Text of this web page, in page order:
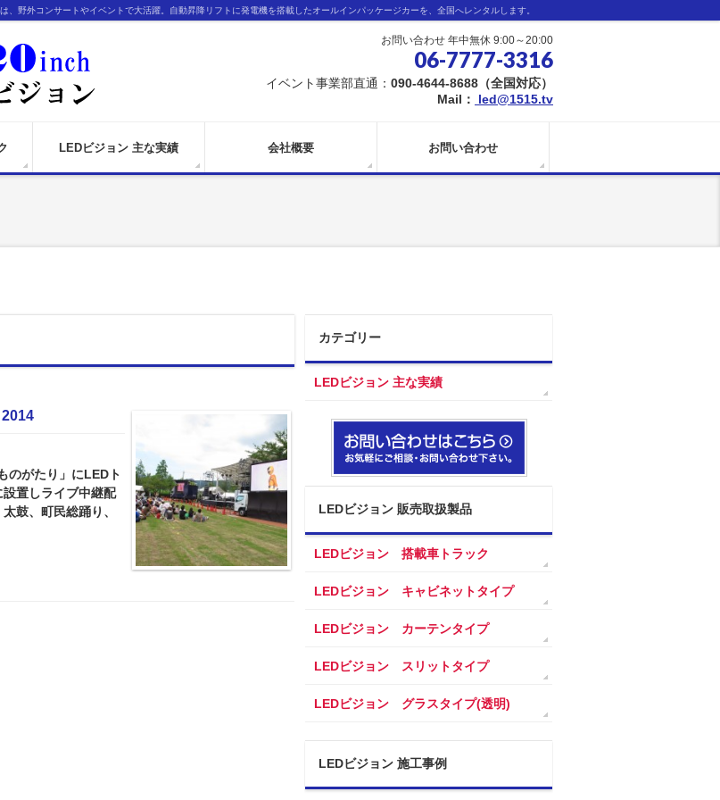
野外コンサートやイベントで大活躍。自動昇降リフトに発電機を搭載したオールインパッケージカーを、全国へレンタルします。
お問い合わせ 年中無休 9:00～20:00
06-7777-3316
イベント事業部直通： 090-4644-8688（全国対応）
Mail：
led@1515.tv
LEDビジョン 主な実績 会社概要 お問い合わせ
のがたり」にLEDト
置しライブ中継配
鼓、町民総踊り、
カテゴリー
LEDビジョン 主な実績
LEDビジョン 販売取扱製品
LEDビジョン 搭載車トラック
LEDビジョン キャビネットタイプ
LEDビジョン カーテンタイプ
LEDビジョン スリットタイプ
LEDビジョン グラスタイプ(透明)
LEDビジョン 施工事例